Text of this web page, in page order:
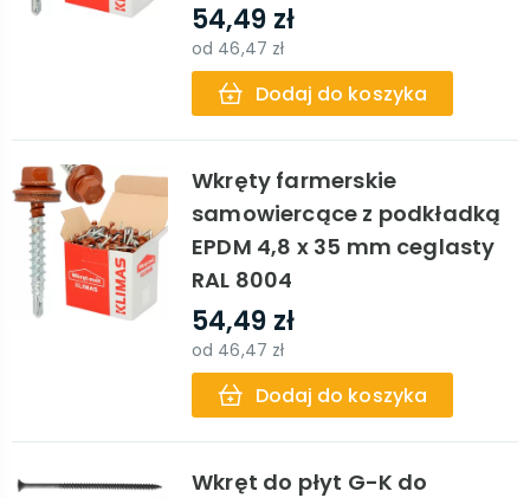
54,49 zł
od 46,47 zł
Dodaj do koszyka
Wkręty farmerskie
samowiercące z podkładką
EPDM 4,8 x 35 mm ceglasty
RAL 8004
54,49 zł
od 46,47 zł
Dodaj do koszyka
Wkręt do płyt G-K do